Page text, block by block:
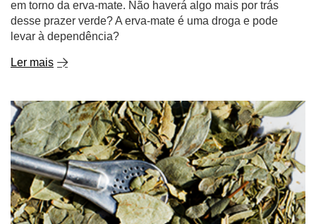
em torno da erva-mate. Não haverá algo mais por trás
desse prazer verde? A erva-mate é uma droga e pode
levar à dependência?
Ler mais